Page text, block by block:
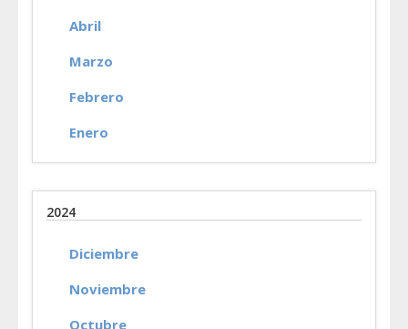
Abril
Marzo
Febrero
Enero
2024
Diciembre
Noviembre
Octubre